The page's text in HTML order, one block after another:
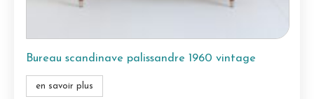
Bureau scandinave palissandre 1960 vintage
en savoir plus